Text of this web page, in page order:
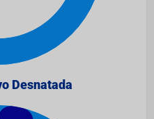
Desnatada